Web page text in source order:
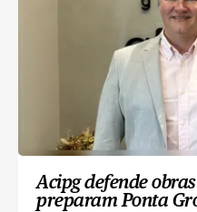
Acipg defende
preparam Ponta